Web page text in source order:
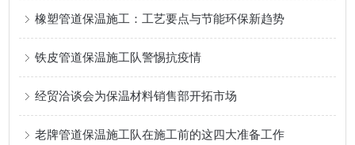
橡塑管道保温施工：工艺要点与节能环保新趋势
铁皮管道保温施工队警惕抗疫情
经贸洽谈会为保温材料销售部开拓市场
老牌管道保温施工队在施工前的这四大准备工作